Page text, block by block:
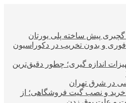
گچبری پیش ساخته پلی یورتان
و بدون تخریب در دکوراسیون
اندازه گیری؛ چطور دقیق‌ترین
در شرق تهران
خرید و نصب گیت فروشگاهی؛ از